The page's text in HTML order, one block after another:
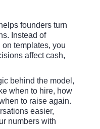
founders turn
Instead of
templates, you
affect cash,
behind the model,
when to hire, how
to raise again.
easier,
numbers with